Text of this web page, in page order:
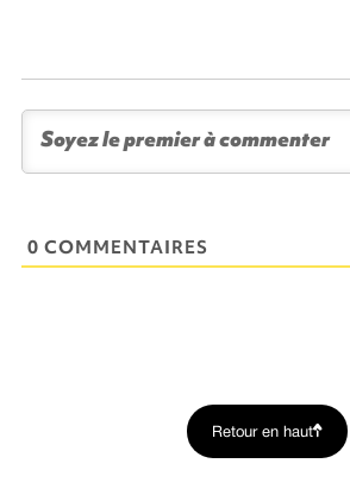
0 COMMENTAIRES
Retour en haut